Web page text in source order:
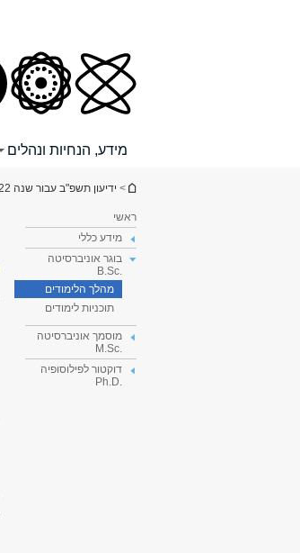
מידע, הנחיות ונהלים
הינך נמצא כאן
> ידיעון תשפ"ב עבור שנה 2021/22
ראשי
מידע כללי
בוגר אוניברסיטה
.B.Sc
מהלך הלימודים
תוכניות לימודים
מוסמך אוניברסיטה
.M.Sc
דוקטור לפילוסופיה
.Ph.D